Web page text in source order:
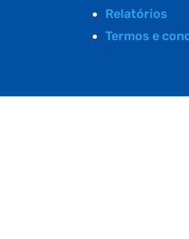
Relatórios
Termos e